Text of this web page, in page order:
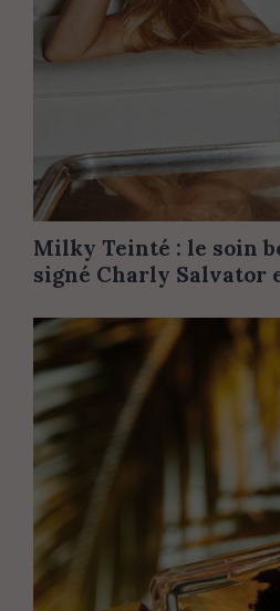
Milky Teinté : le soin
signé Charly Salvator